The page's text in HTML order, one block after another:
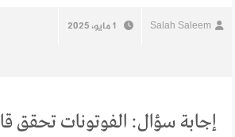
Salah Saleem 1 مايو، 2025
إجابة سؤال: الفوتونات تحقق